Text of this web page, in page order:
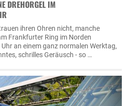
DREHORGEL IM
ihren Ohren nicht, manche
Frankfurter Ring im Norden
an einem ganz normalen Werktag,
schrilles Geräusch - so …